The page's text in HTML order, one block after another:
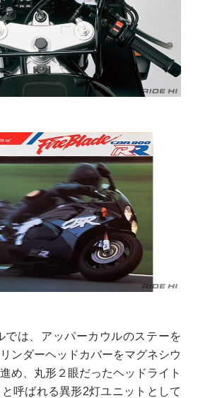
では、アッパーカウルのステーを
ンダーヘッドカバーをマグネシウ
め、丸形２眼だったヘッドライト
呼ばれる異形2灯ユニットとして